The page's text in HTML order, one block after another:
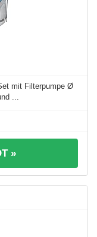
mit Filterpumpe Ø
...
»